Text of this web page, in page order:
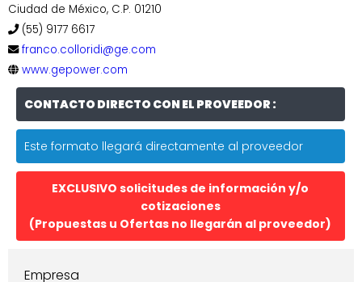
Ciudad de México, C.P. 01210
(55) 9177 6617
franco.colloridi@ge.com
www.gepower.com
CONTACTO DIRECTO CON EL PROVEEDOR :
Este formato llegará directamente al proveedor
EXCLUSIVO solicitudes de información y/o
cotizaciones
(Propuestas u Ofertas no llegarán al proveedor)
Empresa